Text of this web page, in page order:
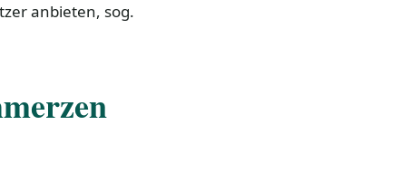
anbieten, sog.